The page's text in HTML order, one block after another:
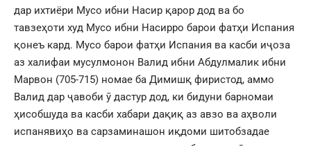
дар ихтиёри Мусо ибни Насир қарор дод ва бо
тавзеҳоти худ Мусо ибни Насирро барои фатҳи Испания
қонеъ кард. Мусо барои фатҳи Испания ва касби иҷоза
аз халифаи мусулмонон Валид ибни Абдулмалик ибни
Марвон (705-715) номае ба Димишқ фиристод, аммо
Валид дар ҷавоби ӯ дастур дод, ки бидуни барномаи
ҳисобшуда ва касби хабари дақиқ аз авзо ва аҳволи
испанявиҳо ва сарзаминашон иқдоми шитобзадае